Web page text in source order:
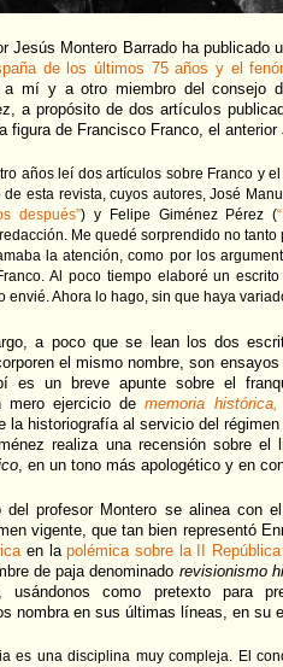
Jesús Montero Barrado ha publicado
de los últimos 75 años y el
a mí y a otro miembro del consejo
a propósito de dos artículos
figura de Francisco Franco, el
años leí dos artículos sobre Franco y
de esta revista, cuyos autores, José
después”) y Felipe Giménez Pérez (
Me quedé sorprendido no
la atención, como por los
Al poco tiempo elaboré un
envié. Ahora lo hago, sin que haya
a poco que se lean los dos
el mismo nombre, son
es un breve apunte sobre el
mero ejercicio dememoria histórica,
la historiografía al servicio del
realiza una recensión sobre
, en un tono más apologético y en
del profesor Montero se alinea con
vigente, que tan bien representó
en lapolémica sobre la II
de paja denominado revisionismo
como pretexto para
nombra en sus últimas líneas, en su
es una disciplina muy compleja. El